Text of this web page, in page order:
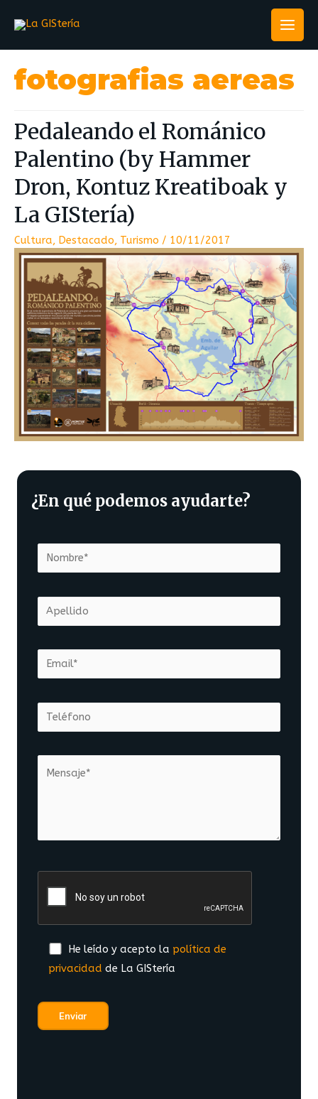
fotografias aereas
Pedaleando el Románico
Palentino (by Hammer
Dron, Kontuz Kreatiboak y
La GIStería)
Cultura, Destacado, Turismo / 10/11/2017
¿En qué podemos ayudarte?
He leído y acepto la política de
privacidad de La GIStería